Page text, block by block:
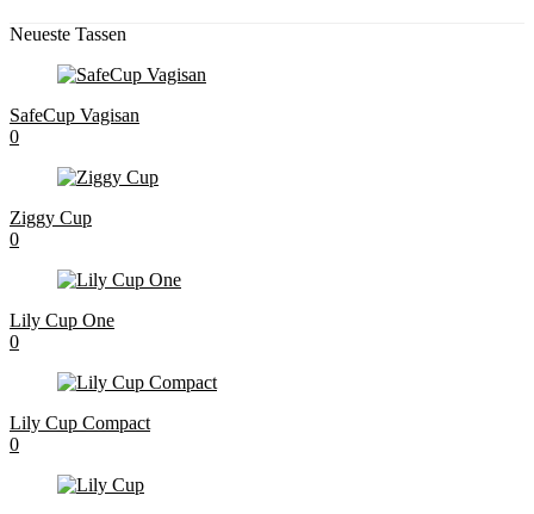
Neueste Tassen
SafeCup Vagisan
0
Ziggy Cup
0
Lily Cup One
0
Lily Cup Compact
0